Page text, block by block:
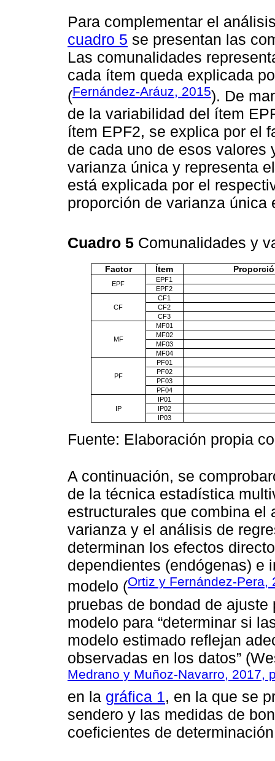
Para complementar el
cuadro 5 se presentan las
Las comunalidades
cada ítem queda explicada
(Fernández-Aráuz, 2015). De
de la variabilidad del ítem
ítem EPF2, se explica por el
de cada uno de esos valores
varianza única y representa
está explicada por el
proporción de varianza
Cuadro 5 Comunalidades y
Factor Ítem
EPF
EPF1
EPF2
CF
CF1
CF2
CF3
MF
MF01
MF02
MF03
MF04
PF
PF01
PF02
PF03
PF04
IP
IP01
IP02
IP03
Fuente: Elaboración propia
A continuación, se
de la técnica estadística
estructurales que combina
varianza y el análisis de
determinan los efectos
dependientes (endógenas) e
modelo (Ortiz y Fernández-Pera,
pruebas de bondad de
modelo para “determinar si
modelo estimado reflejan
observadas en los datos”
Medrano y Muñoz-Navarro, 2017,
en la gráfica 1, en la que se
sendero y las medidas de
coeficientes de